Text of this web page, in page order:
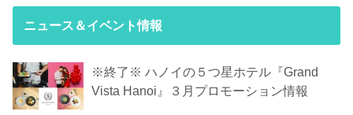
ニュース＆イベント情報
※終了※ ハノイの５つ星ホテル『Grand
Vista Hanoi』３月プロモーション情報